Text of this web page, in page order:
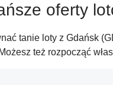
oferty
tanie loty z Gdańsk
też rozpocząć